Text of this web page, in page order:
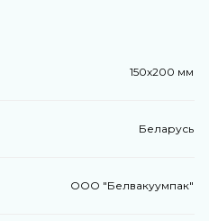
150х200 мм
Беларусь
ООО "Белвакуумпак"